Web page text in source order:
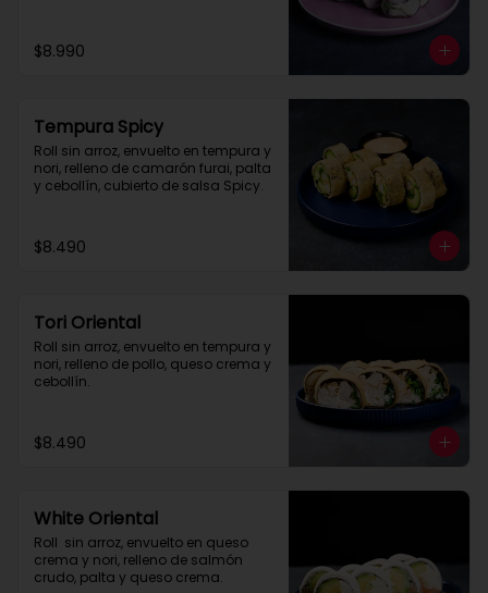
$8.990
Tempura Spicy
Roll sin arroz, envuelto en tempura y
nori, relleno de camarón furai, palta
y cebollín, cubierto de salsa Spicy.
$8.490
Tori Oriental
Roll sin arroz, envuelto en tempura y
nori, relleno de pollo, queso crema y
cebollín.
$8.490
White Oriental
Roll  sin arroz, envuelto en queso
crema y nori, relleno de salmón
crudo, palta y queso crema.